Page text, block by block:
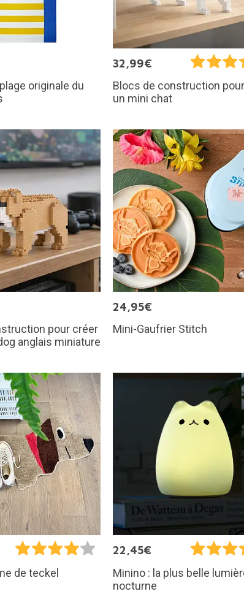
originale du
32,99€
Blocs de construction
un mini chat
pour créer
anglais miniature
24,95€
Mini-Gaufrier Stitch
de teckel
22,45€
Minino : la plus belle
nocturne